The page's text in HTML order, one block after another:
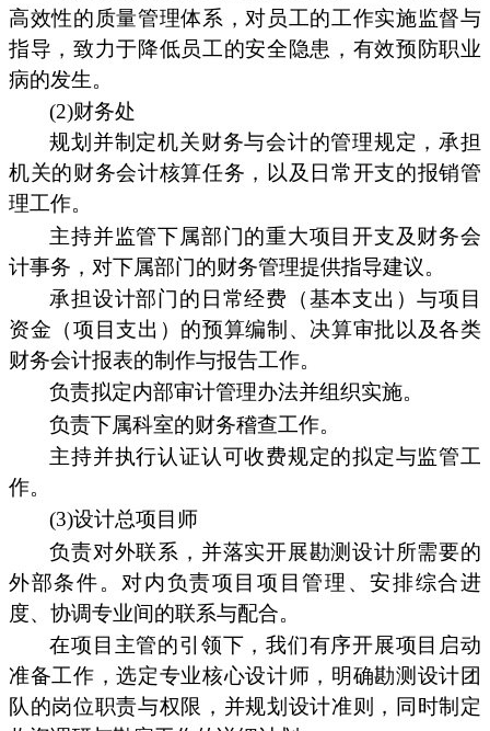
高效性的质量管理体系，对员工的工作实施监督与
指导，致力于降低员工的安全隐患，有效预防职业
病的发生。
(2)财务处
规划并制定机关财务与会计的管理规定，承担
机关的财务会计核算任务，以及日常开支的报销管
理工作。
主持并监管下属部门的重大项目开支及财务会
计事务，对下属部门的财务管理提供指导建议。
承担设计部门的日常经费（基本支出）与项目
资金（项目支出）的预算编制、决算审批以及各类
财务会计报表的制作与报告工作。
负责拟定内部审计管理办法并组织实施。
负责下属科室的财务稽查工作。
主持并执行认证认可收费规定的拟定与监管工
作。
(3)设计总项目师
负责对外联系，并落实开展勘测设计所需要的
外部条件。对内负责项目项目管理、安排综合进
度、协调专业间的联系与配合。
在项目主管的引领下，我们有序开展项目启动
准备工作，选定专业核心设计师，明确勘测设计团
队的岗位职责与权限，并规划设计准则，同时制定